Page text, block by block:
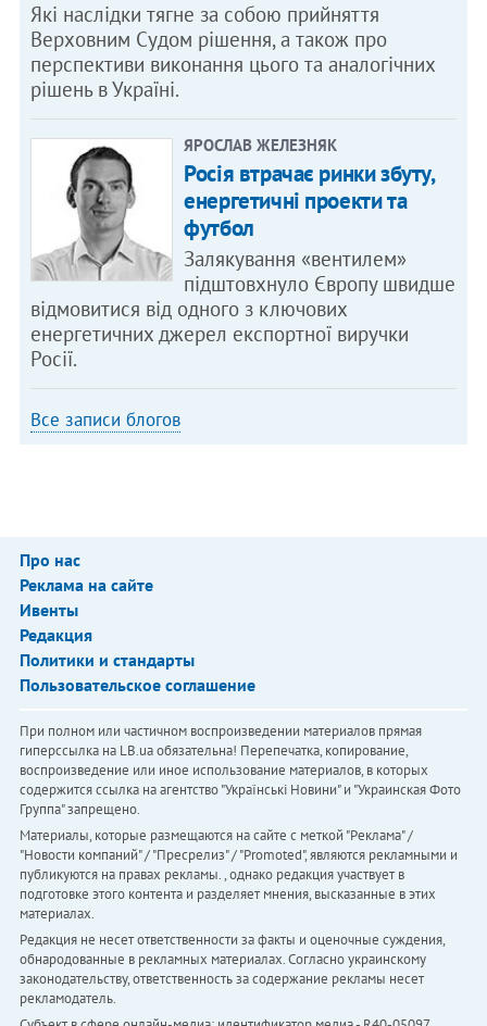
Які наслідки тягне за собою прийняття
Верховним Судом рішення, а також про
перспективи виконання цього та аналогічних
рішень в Україні.
ЯРОСЛАВ ЖЕЛЕЗНЯК
Росія втрачає ринки збуту,
енергетичні проекти та
футбол
Залякування «вентилем»
підштовхнуло Європу швидше
відмовитися від одного з ключових
енергетичних джерел експортної виручки
Росії.
Все записи блогов
Про нас
Реклама на сайте
Ивенты
Редакция
Политики и стандарты
Пользовательское соглашение
При полном или частичном воспроизведении материалов прямая
гиперссылка на LB.ua обязательна! Перепечатка, копирование,
воспроизведение или иное использование материалов, в которых
содержится ссылка на агентство "Українськi Новини" и "Украинская Фото
Группа" запрещено.
Материалы, которые размещаются на сайте с меткой "Реклама" /
"Новости компаний" / "Пресрелиз" / "Promoted", являются рекламными и
публикуются на правах рекламы. , однако редакция участвует в
подготовке этого контента и разделяет мнения, высказанные в этих
материалах.
Редакция не несет ответственности за факты и оценочные суждения,
обнародованные в рекламных материалах. Согласно украинскому
законодательству, ответственность за содержание рекламы несет
рекламодатель.